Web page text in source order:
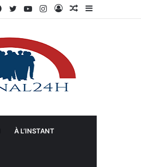
Sidebar
Article
Connexion
Instagram
YouTube
Twitter
Facebook
À L’INSTANT